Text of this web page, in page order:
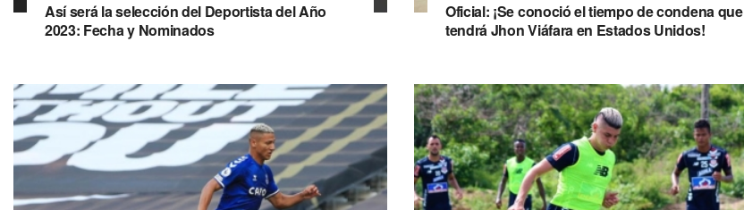
Así será la selección del Deportista del Año
2023: Fecha y Nominados
Oficial: ¡Se conoció el tiempo de condena que
tendrá Jhon Viáfara en Estados Unidos!